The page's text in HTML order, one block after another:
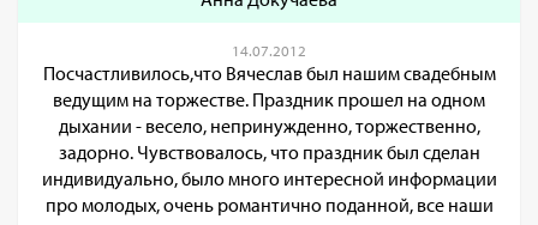
14.07.2012
Посчастливилось,что Вячеслав был нашим свадебным
ведущим на торжестве. Праздник прошел на одном
дыхании - весело, непринужденно, торжественно,
задорно. Чувствовалось, что праздник был сделан
индивидуально, было много интересной информации
про молодых, очень романтично поданной, все наши